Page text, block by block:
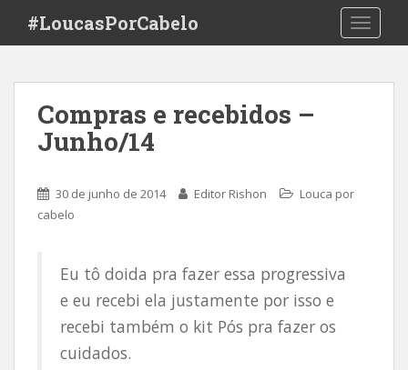
i
#LoucasPorCabelo
Compras e recebidos –
Junho/14
30 de junho de 2014 Editor Rishon
Louca por
cabelo
Eu tô doida pra fazer essa progressiva
e eu recebi ela justamente por isso e
recebi também o kit Pós pra fazer os
cuidados.